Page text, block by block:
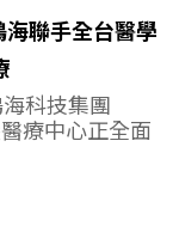
聯手全台醫學
科技集團
療中心正全面